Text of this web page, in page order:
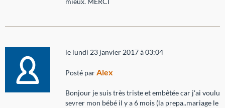
le lundi 23 janvier 2017 à 03:04
Posté parAlex
Bonjour je suis très triste et embêtée car j'ai voulu
sevrer mon bébé il y a 6 mois (la prepa..mariage le